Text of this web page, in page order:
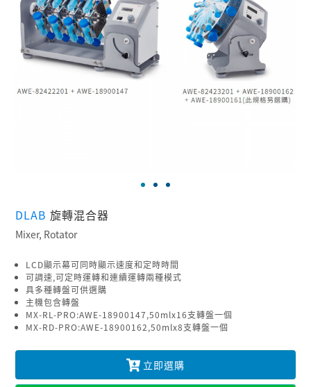
DLAB旋轉混合器
Mixer, Rotator
LCD顯示幕可同時顯示速度和定時時間
可調速,可定時運轉和連續運轉兩種模式
具多種轉盤可供選購
主機包含轉盤
MX-RL-PRO:AWE-18900147,50mlx16支轉盤一個
MX-RD-PRO:AWE-18900162,50mlx8支轉盤一個
立即選購